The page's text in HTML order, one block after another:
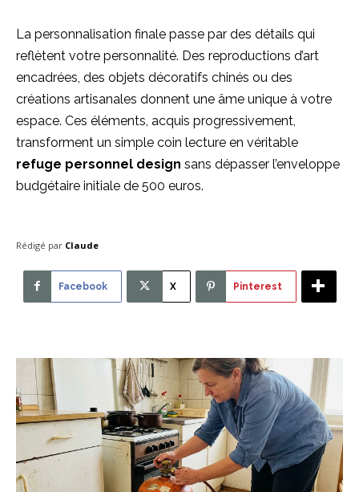
La personnalisation finale passe par des détails qui
reflètent votre personnalité. Des reproductions d’art
encadrées, des objets décoratifs chinés ou des
créations artisanales donnent une âme unique à votre
espace. Ces éléments, acquis progressivement,
transforment un simple coin lecture en véritable
refuge personnel design sans dépasser l’enveloppe
budgétaire initiale de 500 euros.
Rédigé par Claude
Facebook X Pinterest